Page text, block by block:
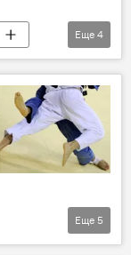
Еще 4
Еще 5